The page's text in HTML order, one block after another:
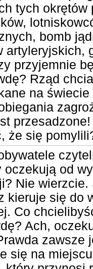
tych okrętów
bomb
artyleryjskich,
przyjemnie
Rząd
na
że się
oczekują od
Nie
kieruje się do
Co
Ach,
zawsze
się na